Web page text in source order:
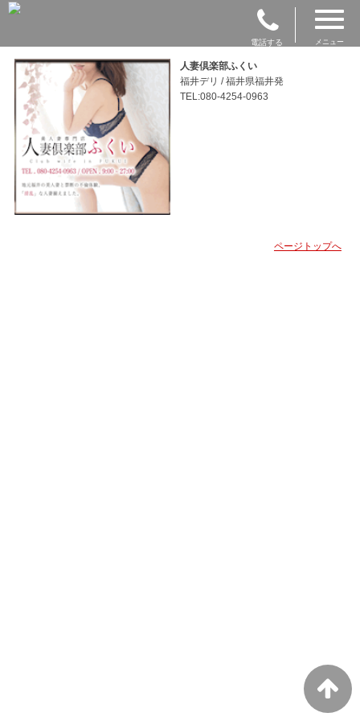
電話する メニュー
人妻倶楽部ふくい
福井デリ / 福井県福井発
TEL:080-4254-0963
ページトップへ